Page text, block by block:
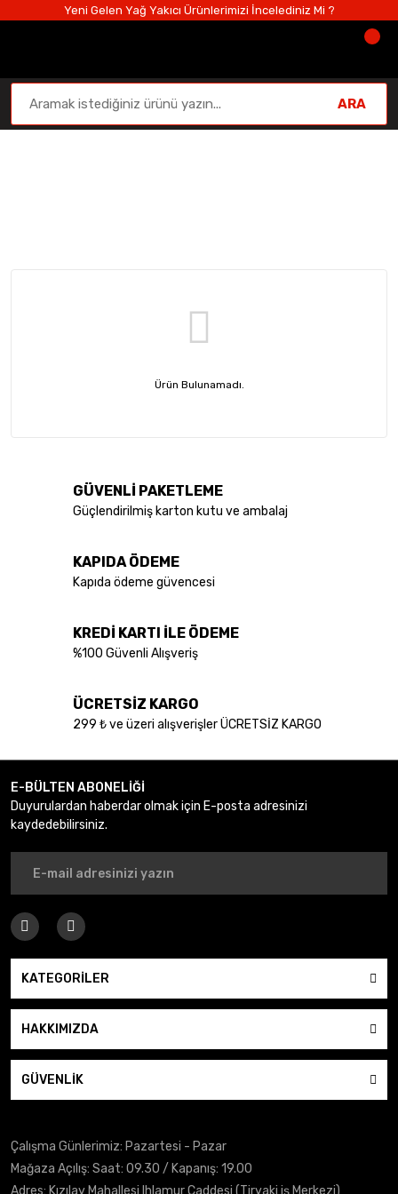
Yeni Gelen Yağ Yakıcı Ürünlerimizi İncelediniz Mi ?
ARA
Ürün Bulunamadı.
GÜVENLİ PAKETLEME
Güçlendirilmiş karton kutu ve ambalaj
KAPIDA ÖDEME
Kapıda ödeme güvencesi
KREDİ KARTI İLE ÖDEME
%100 Güvenli Alışveriş
ÜCRETSİZ KARGO
299 ₺ ve üzeri alışverişler ÜCRETSİZ KARGO
E-BÜLTEN ABONELİĞİ
Duyurulardan haberdar olmak için E-posta adresinizi
kaydedebilirsiniz.
KATEGORİLER
HAKKIMIZDA
GÜVENLİK
Çalışma Günlerimiz: Pazartesi - Pazar
Mağaza Açılış: Saat: 09.30 / Kapanış: 19.00
Adres: Kızılay Mahallesi Ihlamur Caddesi (Tiryaki iş Merkezi)